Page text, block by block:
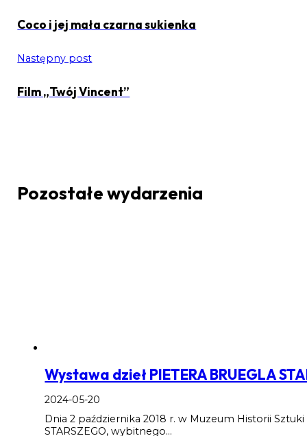
Coco i jej mała czarna sukienka
Następny post
Film „Twój Vincent”
Pozostałe wydarzenia
Wystawa dzieł PIETERA BRUEGLA
2024-05-20
Dnia 2 października 2018 r. w Muzeum Historii
STARSZEGO, wybitnego…